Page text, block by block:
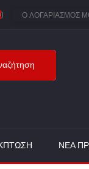
Ο ΛΟΓΑΡΙΑΣΜΌΣ
)
ΝΈΑ